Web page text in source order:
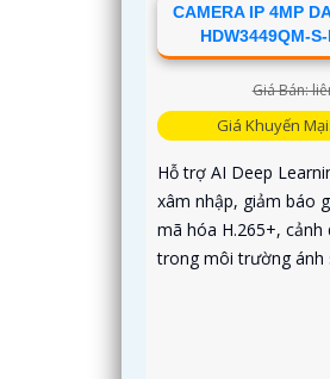
CAMERA IP 4MP
HDW3449QM-
Giá Bán:
Giá Khuyến
Hỗ trợ AI Deep
xâm nhập, giảm báo
mã hóa H.265+, cảnh
trong môi trường ánh